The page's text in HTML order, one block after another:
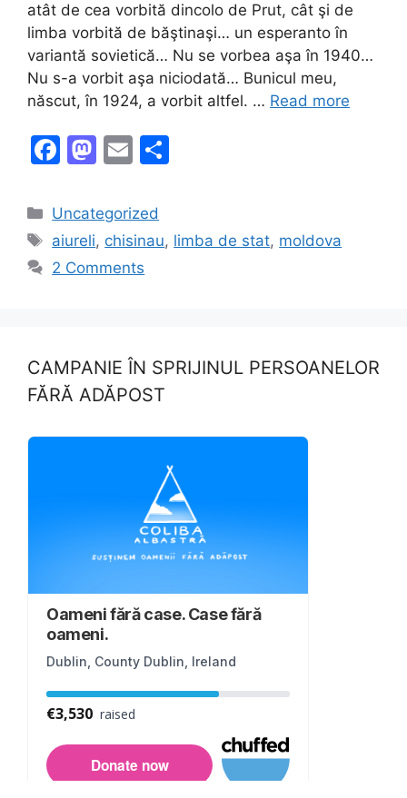
atât de cea vorbită dincolo de Prut, cât şi de
limba vorbită de băştinaşi… un esperanto în
variantă sovietică… Nu se vorbea aşa în 1940…
Nu s-a vorbit aşa niciodată… Bunicul meu,
născut, în 1924, a vorbit altfel. … Read more
F
c
e
b
k
M
st
o
d
E
ai
l
e
Categories
Uncategorized
Tags
aiureli, chisinau, limba de stat, moldova
2 Comments
CAMPANIE ÎN SPRIJINUL PERSOANELOR
FĂRĂ ADĂPOST